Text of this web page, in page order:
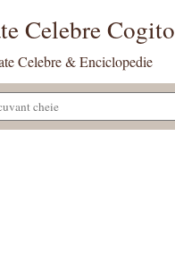
Celebre Cogito
Celebre & Enciclopedie